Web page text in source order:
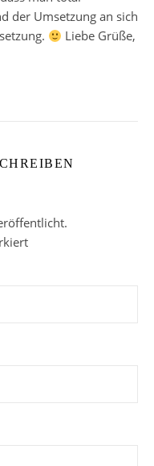
der Umsetzung an sich
Liebe Grüße,